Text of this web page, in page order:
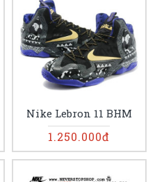
Nike Lebron 11 BHM
1.250.000đ